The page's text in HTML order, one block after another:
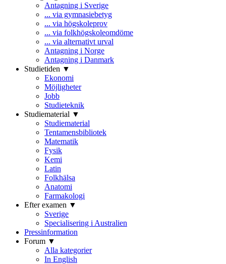
Antagning i Sverige
... via gymnasiebetyg
... via högskoleprov
... via folkhögskoleomdöme
... via alternativt urval
Antagning i Norge
Antagning i Danmark
Studietiden ▼
Ekonomi
Möjligheter
Jobb
Studieteknik
Studiematerial ▼
Studiematerial
Tentamensbibliotek
Matematik
Fysik
Kemi
Latin
Folkhälsa
Anatomi
Farmakologi
Efter examen ▼
Sverige
Specialisering i Australien
Pressinformation
Forum ▼
Alla kategorier
In English